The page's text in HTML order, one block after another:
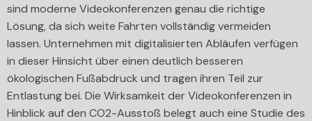
sind moderne Videokonferenzen genau die richtige
Lösung, da sich weite Fahrten vollständig vermeiden
lassen. Unternehmen mit digitalisierten Abläufen verfügen
in dieser Hinsicht über einen deutlich besseren
ökologischen Fußabdruck und tragen ihren Teil zur
Entlastung bei. Die Wirksamkeit der Videokonferenzen in
Hinblick auf den CO2-Ausstoß belegt auch eine Studie des